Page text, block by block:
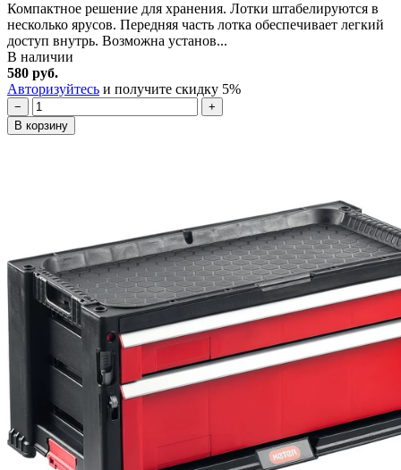
Компактное решение для хранения. Лотки штабелируются в
несколько ярусов. Передняя часть лотка обеспечивает легкий
доступ внутрь. Возможна установ...
В наличии
580 руб.
Авторизуйтесь и получите скидку 5%
−
+
В корзину